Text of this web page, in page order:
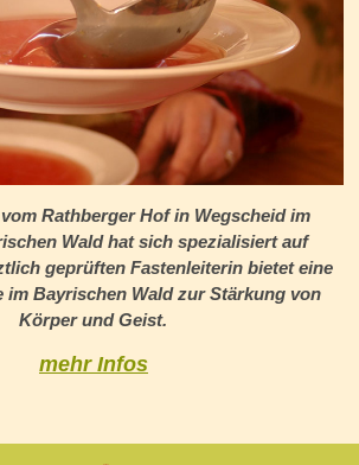
Rathberger Hof in Wegscheid im
Wald hat sich spezialisiert auf
geprüften Fastenleiterin bietet eine
im Bayrischen Wald zur Stärkung von
Körper und Geist.
mehr Infos